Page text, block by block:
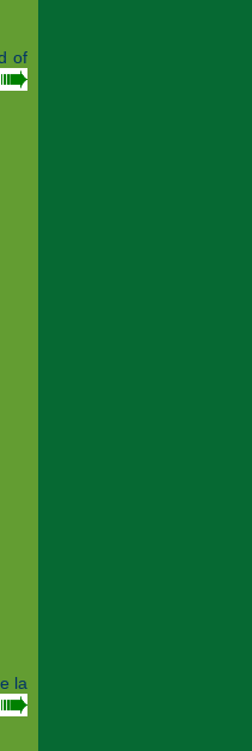
of
la